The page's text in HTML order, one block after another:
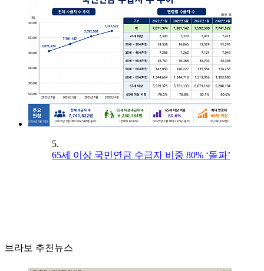
5.
65세 이상 국민연금 수급자 비중 80% ‘돌파’
브라보 추천뉴스